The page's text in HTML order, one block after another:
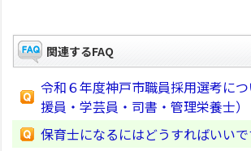
関連するFAQ
令和６年度神戸市職員採用選考に
援員・学芸員・司書・管理栄養士）
保育士になるにはどうすればいいで